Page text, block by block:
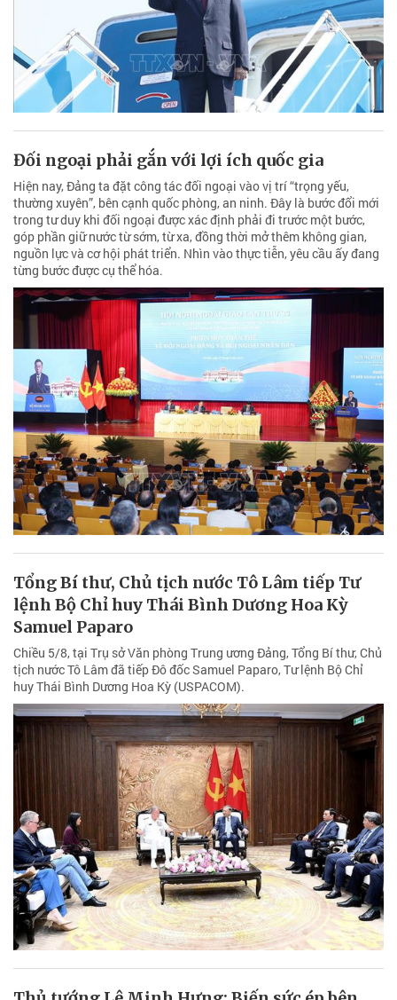
Đối ngoại phải gắn với lợi ích quốc gia
Hiện nay, Đảng ta đặt công tác đối ngoại vào vị trí “trọng yếu,
thường xuyên”, bên cạnh quốc phòng, an ninh. Đây là bước đổi mới
trong tư duy khi đối ngoại được xác định phải đi trước một bước,
góp phần giữ nước từ sớm, từ xa, đồng thời mở thêm không gian,
nguồn lực và cơ hội phát triển. Nhìn vào thực tiễn, yêu cầu ấy đang
từng bước được cụ thể hóa.
Tổng Bí thư, Chủ tịch nước Tô Lâm tiếp Tư
lệnh Bộ Chỉ huy Thái Bình Dương Hoa Kỳ
Samuel Paparo
Chiều 5/8, tại Trụ sở Văn phòng Trung ương Đảng, Tổng Bí thư, Chủ
tịch nước Tô Lâm đã tiếp Đô đốc Samuel Paparo, Tư lệnh Bộ Chỉ
huy Thái Bình Dương Hoa Kỳ (USPACOM).